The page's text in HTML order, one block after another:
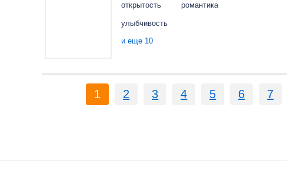
открытость романтика
улыбчивость
и еще 10
1 2 3 4 5 6 7